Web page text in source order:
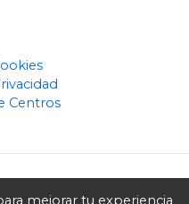
mejorar tu experiencia
Centros